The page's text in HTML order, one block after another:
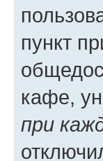
пункт
кафе,
при